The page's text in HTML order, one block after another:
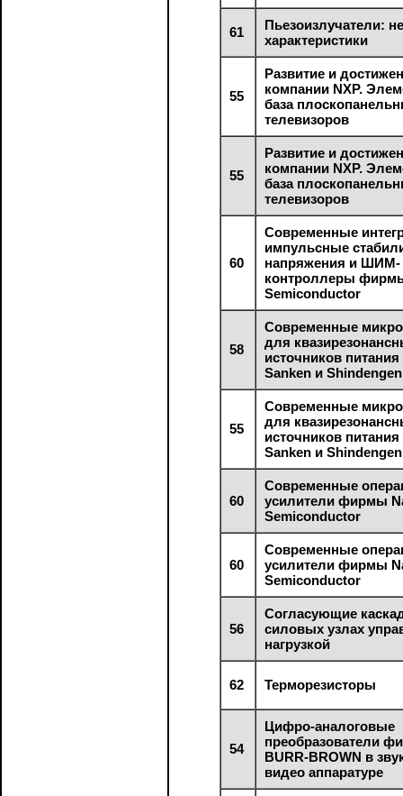
61
Пьезоизлучатели:
характеристики
55
Развитие и
компании NXP.
база
телевизоров
55
Развитие и
компании NXP.
база
телевизоров
60
Современные
импульсные
напряжения и ШИМ-
контроллеры
Semiconductor
58
Современные
для
источников
Sanken и Shindengen
55
Современные
для
источников
Sanken и Shindengen
60
Современные
усилители фирмы
Semiconductor
60
Современные
усилители фирмы
Semiconductor
56
Согласующие
силовых узлах
нагрузкой
62 Терморезисторы
54
Цифро-аналоговые
преобразователи
BURR-BROWN в
видео аппаратуре